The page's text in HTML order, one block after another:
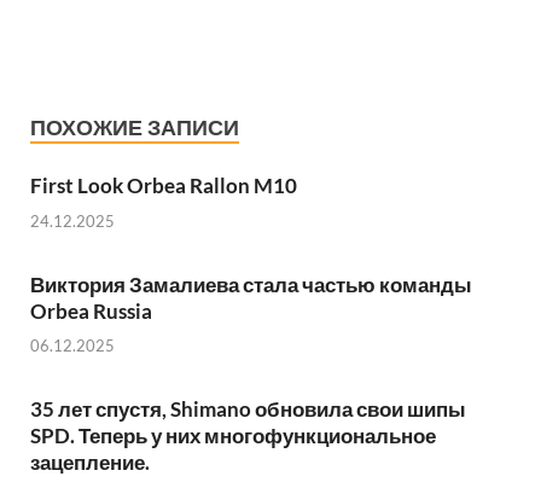
ПОХОЖИЕ ЗАПИСИ
First Look Orbea Rallon M10
24.12.2025
Виктория Замалиева стала частью команды
Orbea Russia
06.12.2025
35 лет спустя, Shimano обновила свои шипы
SPD. Теперь у них многофункциональное
зацепление.